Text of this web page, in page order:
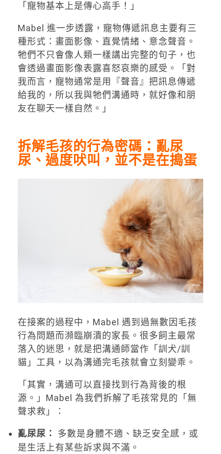
「寵物基本上是傳心高手！」
Mabel 進一步透露，寵物傳遞訊息主要有三
種形式：畫面影像、直覺情緒、意念聲音。
牠們不只會像人類一樣講出完整的句子，也
會透過畫面影像表露喜怒哀樂的感受。「對
我而言，寵物通常是用『聲音』把訊息傳遞
給我的，所以我與牠們溝通時，就好像和朋
友在聊天一樣自然。」
拆解毛孩的行為密碼：亂尿
尿、過度吠叫，並不是在搗蛋
在接案的過程中，Mabel 遇到過無數因毛孩
行為問題而瀕臨崩潰的家長。很多飼主最常
落入的迷思，就是把溝通師當作「訓犬/訓
貓」工具，以為溝通完毛孩就會立刻變乖。
「其實，溝通可以直接找到行為背後的根
源。」Mabel 為我們拆解了毛孩常見的「無
聲求救」：
亂尿尿：
多數是身體不適、缺乏安全感，或
是生活上有某些訴求與不滿。